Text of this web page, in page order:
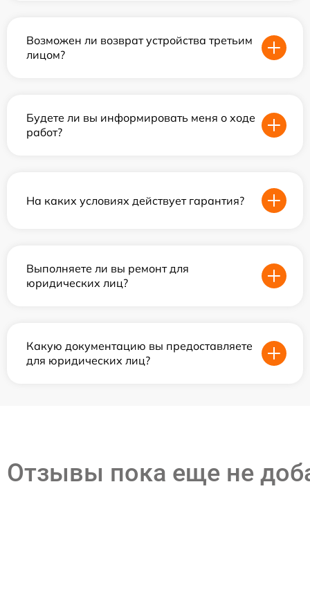
Возможен ли возврат устройства третьим
лицом?
Будете ли вы информировать меня о ходе
работ?
На каких условиях действует гарантия?
Выполняете ли вы ремонт для
юридических лиц?
Какую документацию вы предоставляете
для юридических лиц?
Отзывы пока еще не